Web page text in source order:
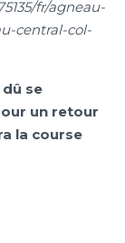
fr/agneau-
central-col-
se
un retour
la course